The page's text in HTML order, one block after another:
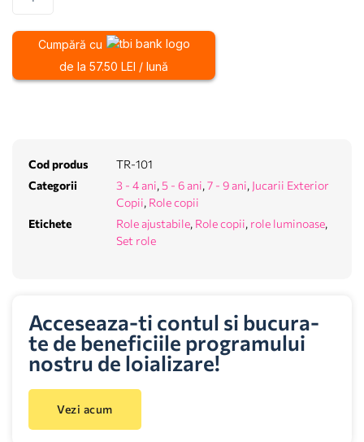
Cumpără cu
de la 57.50 LEI / lună
Cod produs
TR-101
Categorii
3 - 4 ani, 5 - 6 ani, 7 - 9 ani, Jucarii Exterior
Copii, Role copii
Etichete
Role ajustabile, Role copii, role luminoase,
Set role
Acceseaza-ti contul si bucura-
te de beneficiile programului
nostru de loializare!
Vezi acum